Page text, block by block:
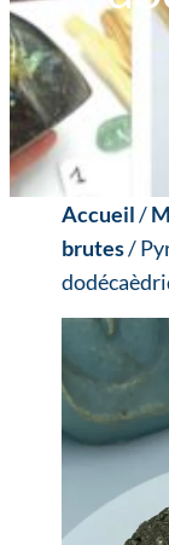
Accueil/
brutes/